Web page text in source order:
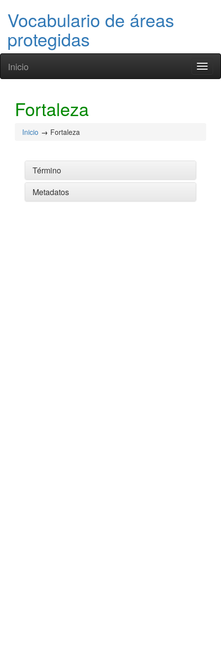
Vocabulario de áreas
protegidas
Inicio
Fortaleza
Inicio Fortaleza
Término
Metadatos